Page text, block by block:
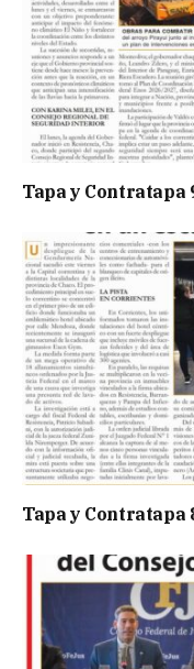
Tapa y Contratapa
Tapa y Contratapa